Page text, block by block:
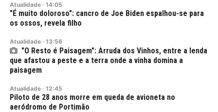
Atualidade · 14:05
"É muito doloroso": cancro de Joe Biden espalhou-se para
os ossos, revela filho
Atualidade · 13:56
"O Resto é Paisagem": Arruda dos Vinhos, entre a lenda
que afastou a peste e a terra onde a vinha domina a
paisagem
Atualidade · 12:45
Piloto de 28 anos morre em queda de avioneta no
aeródromo de Portimão